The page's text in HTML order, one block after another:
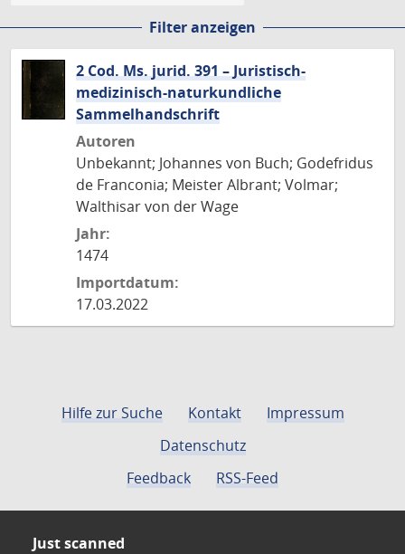
Filter anzeigen
2 Cod. Ms. jurid. 391 – Juristisch-
medizinisch-naturkundliche
Sammelhandschrift
Autoren
Unbekannt; Johannes von Buch; Godefridus
de Franconia; Meister Albrant; Volmar;
Walthisar von der Wage
Jahr:
1474
Importdatum:
17.03.2022
Hilfe zur Suche Kontakt
Impressum
Datenschutz
Feedback
RSS-Feed
Just scanned